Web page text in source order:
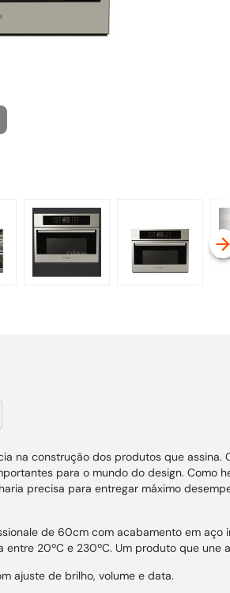
na construção dos produtos que
para o mundo do design. Como
precisa para entregar máximo
de 60cm com acabamento em
20ºC e 230ºC. Um produto que
ajuste de brilho, volume e data.